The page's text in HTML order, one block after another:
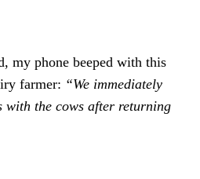
my phone beeped with this
farmer: “We immediately
with the cows after returning